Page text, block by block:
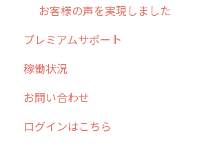
お客様の声を実現しました
プレミアムサポート
稼働状況
お問い合わせ
ログインはこちら